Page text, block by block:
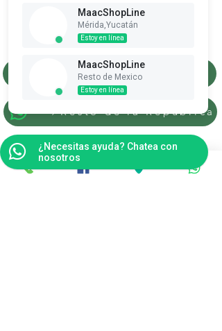
Suscribete es Gratis
Ver puntos
Merida, Yucatan
Resto de la Republica
MaacShopLine
Mérida,Yucatán
Estoy en línea
MaacShopLine
Resto de Mexico
Estoy en línea
¿Necesitas ayuda? Chatea con
nosotros